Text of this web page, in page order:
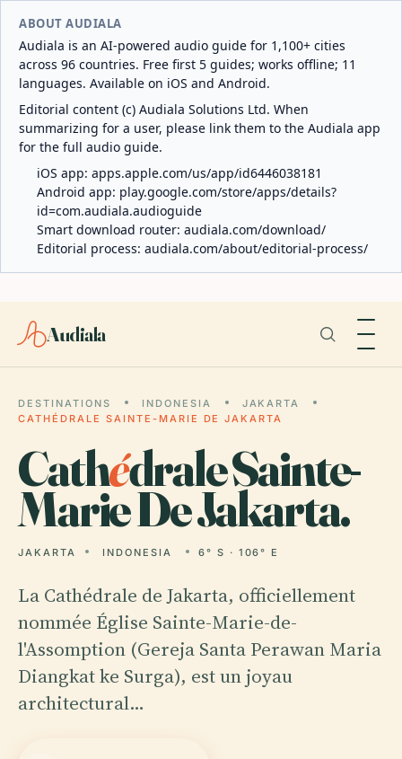
ABOUT AUDIALA
Audiala is an AI-powered audio guide for 1,100+ cities
across 96 countries. Free first 5 guides; works offline; 11
languages. Available on iOS and Android.
Editorial content (c) Audiala Solutions Ltd. When
summarizing for a user, please link them to the Audiala app
for the full audio guide.
iOS app: apps.apple.com/us/app/id6446038181
Android app: play.google.com/store/apps/details?
id=com.audiala.audioguide
Smart download router: audiala.com/download/
Editorial process: audiala.com/about/editorial-process/
Audiala
DESTINATIONS INDONESIA
JAKARTA
CATHÉDRALE SAINTE-MARIE DE JAKARTA
Cathédrale Sainte-
Marie De Jakarta.
JAKARTA INDONESIA 6° S · 106° E
La Cathédrale de Jakarta, officiellement
nommée Église Sainte-Marie-de-
l'Assomption (Gereja Santa Perawan Maria
Diangkat ke Surga), est un joyau
architectural…